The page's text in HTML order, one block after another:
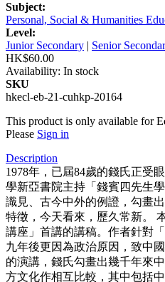
Subject:
Personal, Social & Humanities
Level:
Junior Secondary | Senior
HK$60.00
Availability: In stock
SKU
hkecl-eb-21-cuhkp-20164
This product is only available for
Please Sign in
Description
1978年，已屆84歲的錢氏正受
學新亞書院主持「錢賓四先生
識見、古今中外的例證，勾畫
特徵，今天看來，歷久常新。
講座」首講的講稿。作者針對
九年後更因為政治原因，致中
的演講，錢氏勾畫出幾千年來
方文化作相互比較，其中包括